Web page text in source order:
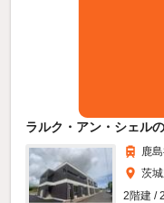
ラルク・アン・シェル
鹿
茨
2階建 /